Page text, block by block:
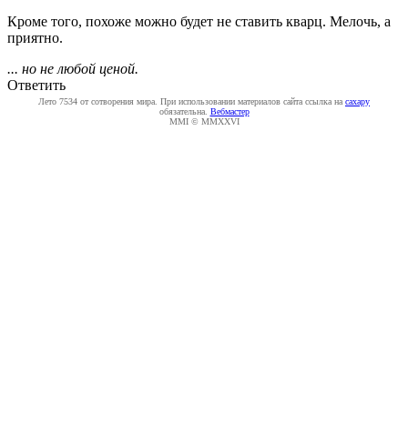
Кроме того, похоже можно будет не ставить кварц. Мелочь, а
приятно.
... но не любой ценой.
Ответить
Лето 7534 от сотворения мира. При использовании материалов сайта ссылка на caxapу
обязательна. Вебмастер
MMI © MMXXVI